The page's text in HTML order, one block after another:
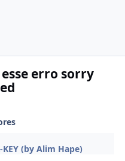
erro sorry
KEY (by Alim Hape)